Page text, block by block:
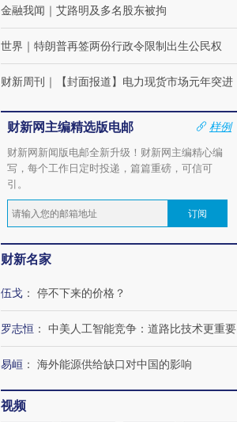
金融我闻 ｜ 艾路明及多名股东被拘
世界 ｜ 特朗普再签两份行政令限制出生公民权
财新周刊 ｜ 【封面报道】电力现货市场元年突进
财新网主编精选版电邮
样例
财新网新闻版电邮全新升级！财新网主编精心编
写，每个工作日定时投递，篇篇重磅，可信可
引。
订阅
财新名家
伍戈 ： 停不下来的价格？
罗志恒 ： 中美人工智能竞争：道路比技术更重要
易峘 ： 海外能源供给缺口对中国的影响
视频